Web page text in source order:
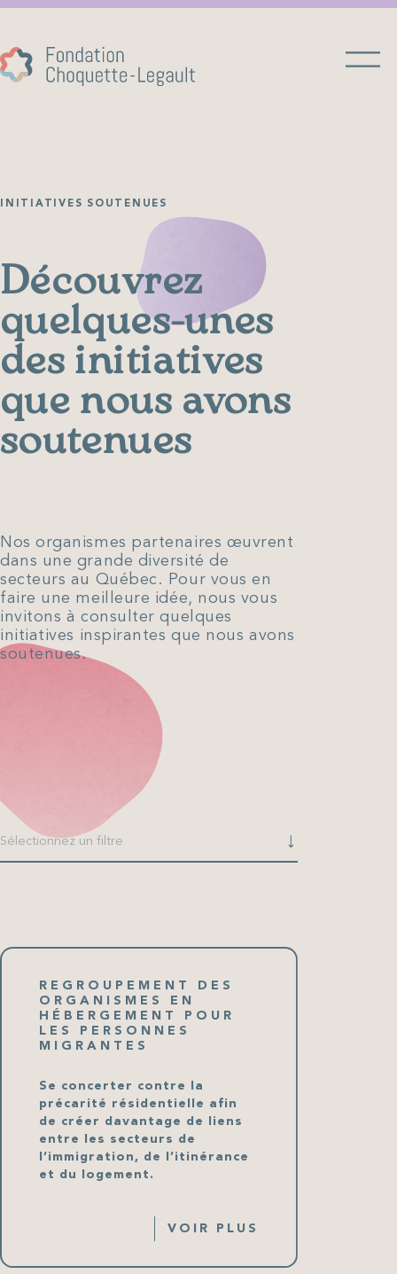
INITIATIVES SOUTENUES
Découvrez
quelques-unes
des initiatives
que nous avons
soutenues
Nos organismes partenaires œuvrent
dans une grande diversité de
secteurs au Québec. Pour vous en
faire une meilleure idée, nous vous
invitons à consulter quelques
initiatives inspirantes que nous avons
soutenues.
Sélectionnez un filtre
Développement social
Éducation
Santé
REGROUPEMENT DES
ORGANISMES EN
HÉBERGEMENT POUR
LES PERSONNES
MIGRANTES
Se concerter contre la
précarité résidentielle afin
de créer davantage de liens
entre les secteurs de
l’immigration, de l’itinérance
et du logement.
VOIR PLUS